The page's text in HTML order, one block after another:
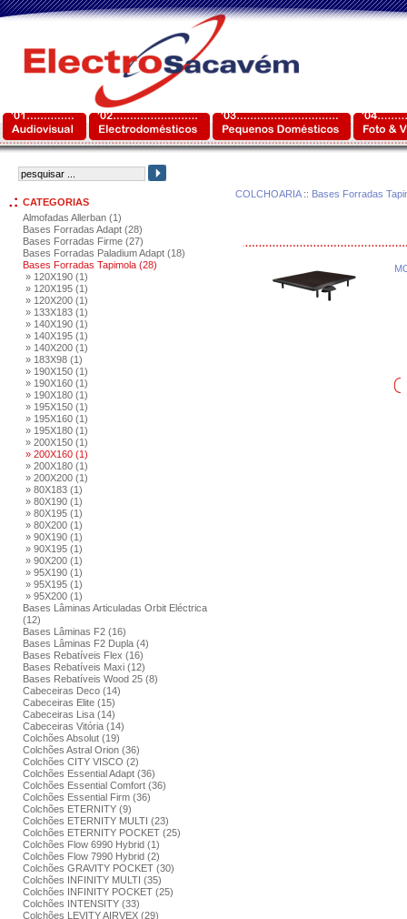
CATEGORIAS
Almofadas Allerban (1)
Bases Forradas Adapt (28)
Bases Forradas Firme (27)
Bases Forradas Paladium Adapt (18)
Bases Forradas Tapimola (28)
» 120X190 (1)
» 120X195 (1)
» 120X200 (1)
» 133X183 (1)
» 140X190 (1)
» 140X195 (1)
» 140X200 (1)
» 183X98 (1)
» 190X150 (1)
» 190X160 (1)
» 190X180 (1)
» 195X150 (1)
» 195X160 (1)
» 195X180 (1)
» 200X150 (1)
» 200X160 (1)
» 200X180 (1)
» 200X200 (1)
» 80X183 (1)
» 80X190 (1)
» 80X195 (1)
» 80X200 (1)
» 90X190 (1)
» 90X195 (1)
» 90X200 (1)
» 95X190 (1)
» 95X195 (1)
» 95X200 (1)
Bases Lâminas Articuladas Orbit Eléctrica
(12)
Bases Lâminas F2 (16)
Bases Lâminas F2 Dupla (4)
Bases Rebatíveis Flex (16)
Bases Rebatíveis Maxi (12)
Bases Rebatíveis Wood 25 (8)
Cabeceiras Deco (14)
Cabeceiras Elite (15)
Cabeceiras Lisa (14)
Cabeceiras Vitória (14)
Colchões Absolut (19)
Colchões Astral Orion (36)
Colchões CITY VISCO (2)
Colchões Essential Adapt (36)
Colchões Essential Comfort (36)
Colchões Essential Firm (36)
Colchões ETERNITY (9)
Colchões ETERNITY MULTI (23)
Colchões ETERNITY POCKET (25)
Colchões Flow 6990 Hybrid (1)
Colchões Flow 7990 Hybrid (2)
Colchões GRAVITY POCKET (30)
Colchões INFINITY MULTI (35)
Colchões INFINITY POCKET (25)
Colchões INTENSITY (33)
Colchões LEVITY AIRVEX (29)
COLCHOARIA:: Bases Forradas